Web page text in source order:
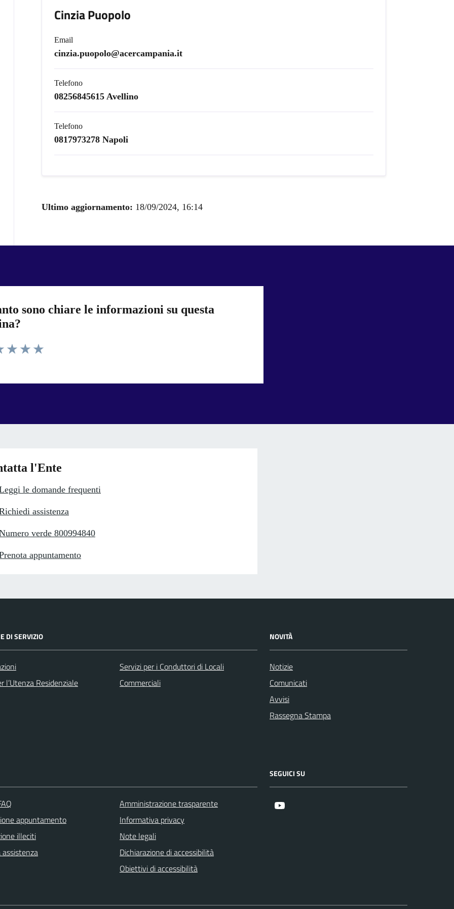
Cinzia Puopolo
Email
cinzia.puopolo@acercampania.it
Telefono
08256845615 Avellino
Telefono
0817973278 Napoli
Ultimo aggiornamento: 18/09/2024, 16:14
sono chiare le informazioni su questa
l'Ente
le domande frequenti
assistenza
verde 800994840
appuntamento
DI SERVIZIO
l’Utenza Residenziale
Servizi per i Conduttori di Locali
Commerciali
NOVITÀ
Notizie
Comunicati
Avvisi
Rassegna Stampa
appuntamento
illeciti
assistenza
Amministrazione trasparente
Informativa privacy
Note legali
Dichiarazione di accessibilità
Obiettivi di accessibilità
SEGUICI SU